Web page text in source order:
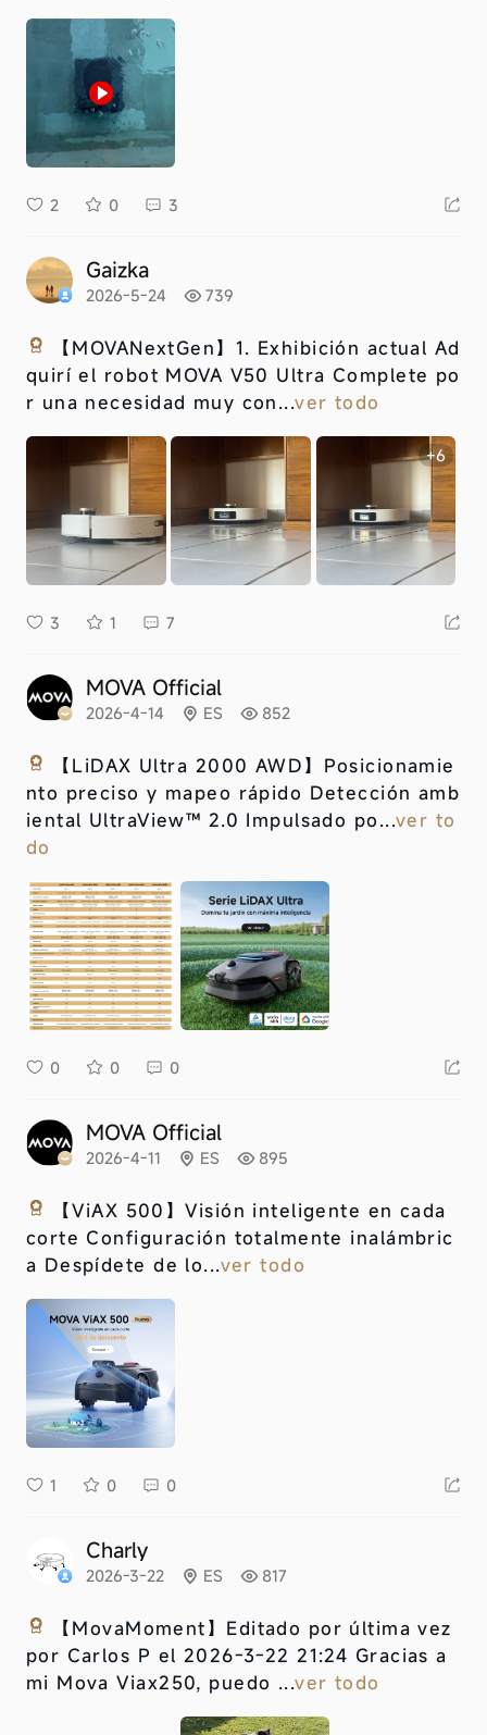
2 0 3
Gaizka
2026-5-24 739
【MOVANextGen】 1. Exhibición actual Ad
quirí el robot MOVA V50 Ultra Complete po
r una necesidad muy con...ver todo
+6
3 1 7
MOVA Official
2026-4-14 ES 852
【LiDAX Ultra 2000 AWD】 Posicionamie
nto preciso y mapeo rápido Detección amb
iental UltraView™ 2.0 Impulsado po...ver to
do
0 0 0
MOVA Official
2026-4-11 ES 895
【ViAX 500】Visión inteligente en cada
corte Configuración totalmente inalámbric
a Despídete de lo...ver todo
1 0 0
Charly
2026-3-22 ES 817
【MovaMoment】 Editado por última vez
por Carlos P el 2026-3-22 21:24 Gracias a
mi Mova Viax250, puedo ...ver todo